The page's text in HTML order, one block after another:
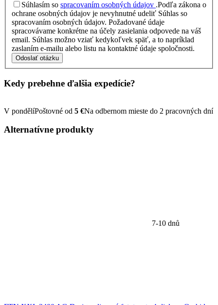
Súhlasím so spracovaním osobných údajov .Podľa zákona o
ochrane osobných údajov je nevyhnutné udeliť Súhlas so
spracovaním osobných údajov. Požadované údaje
spracovávame konkrétne na účely zasielania odpovede na váš
email. Súhlas možno vziať kedykoľvek späť, a to napríklad
zaslaním e-mailu alebo listu na kontaktné údaje spoločnosti.
Odoslať otázku
Kedy prebehne ďalšia expedície?
V pondělíPoštovné od 5 €Na odbernom mieste do 2 pracovných dní
Alternatívne produkty
7-10 dnů